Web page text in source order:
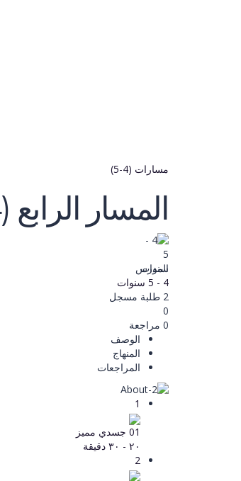
مسارات (4-5)
المسار الرابع (4 - 5 سنوات)
المدرس
4 - 5 سنوات
2 طلبة مسجل
0
0 مراجعة
الوصف
المنهاج
المراجعات
1
01 جسدي مميز
٢٠ - ٣٠ دقيقة
2